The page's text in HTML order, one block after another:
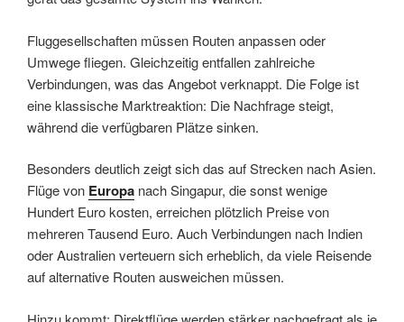
Fluggesellschaften müssen Routen anpassen oder
Umwege fliegen. Gleichzeitig entfallen zahlreiche
Verbindungen, was das Angebot verknappt. Die Folge ist
eine klassische Marktreaktion: Die Nachfrage steigt,
während die verfügbaren Plätze sinken.
Besonders deutlich zeigt sich das auf Strecken nach Asien.
Flüge von Europa nach Singapur, die sonst wenige
Hundert Euro kosten, erreichen plötzlich Preise von
mehreren Tausend Euro. Auch Verbindungen nach Indien
oder Australien verteuern sich erheblich, da viele Reisende
auf alternative Routen ausweichen müssen.